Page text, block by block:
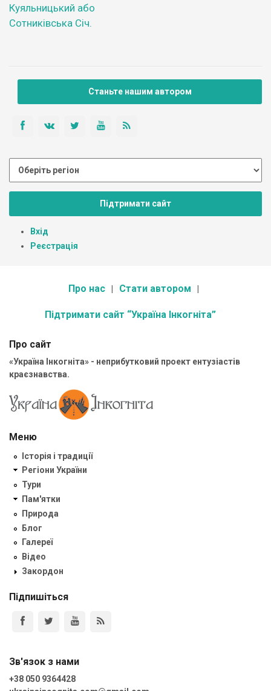
Куяльницький або
Сотниківська Січ.
Станьте нашим автором
Підтримати сайт
Вхід
Реєстрація
Про нас Стати автором
Підтримати сайт “Україна Інкогніта”
Про сайт
«Україна Інкогніта» - неприбутковий проект ентузіастів
краєзнавства.
Меню
Історія і традиції
Регіони України
Тури
Пам'ятки
Природа
Блог
Галереї
Відео
Закордон
Підпишіться
Зв'язок з нами
+38 050 9364428